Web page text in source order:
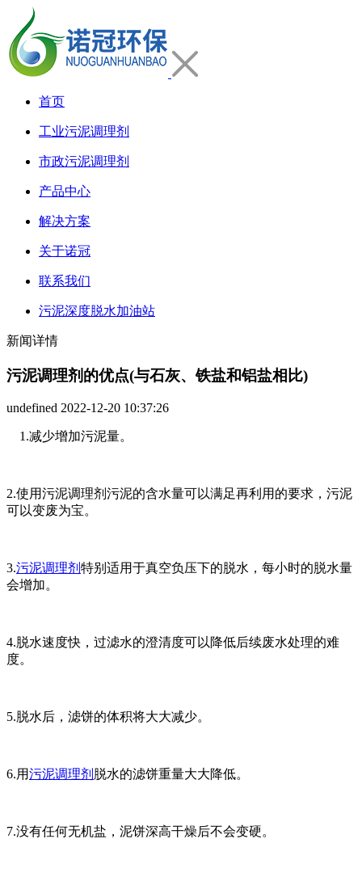
首页
工业污泥调理剂
市政污泥调理剂
产品中心
解决方案
关于诺冠
联系我们
污泥深度脱水加油站
新闻详情
污泥调理剂的优点(与石灰、铁盐和铝盐相比)
undefined 2022-12-20 10:37:26
1.减少增加污泥量。
2.使用污泥调理剂污泥的含水量可以满足再利用的要求，污泥
可以变废为宝。
3.污泥调理剂 特别适用于真空负压下的脱水，每小时的脱水量
会增加。
4.脱水速度快，过滤水的澄清度可以降低后续废水处理的难
度。
5.脱水后，滤饼的体积将大大减少。
6.用污泥调理剂 脱水的滤饼重量大大降低。
7.没有任何无机盐，泥饼深高干燥后不会变硬。